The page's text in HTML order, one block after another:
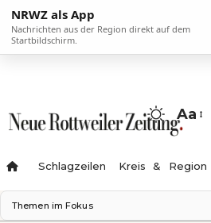
NRWZ als App
Nachrichten aus der Region direkt auf dem
Startbildschirm.
Aa
Schlagzeilen Kreis & Region
Themen im Fokus